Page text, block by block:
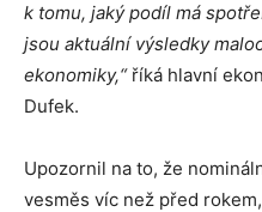
k tomu, jaký podíl má
jsou aktuální výsledky
ekonomiky,“ říká hlavní
Dufek.
Upozornil na to, že
vesměs víc než před